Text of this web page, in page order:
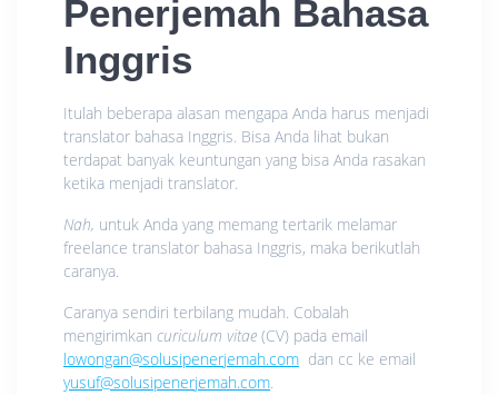
Penerjemah Bahasa
Inggris
Itulah beberapa alasan mengapa Anda harus menjadi
translator bahasa Inggris. Bisa Anda lihat bukan
terdapat banyak keuntungan yang bisa Anda rasakan
ketika menjadi translator.
Nah, untuk Anda yang memang tertarik melamar
freelance translator bahasa Inggris, maka berikutlah
caranya.
Caranya sendiri terbilang mudah. Cobalah
mengirimkan curiculum vitae (CV) pada email
lowongan@solusipenerjemah.com dan cc ke email
yusuf@solusipenerjemah.com.